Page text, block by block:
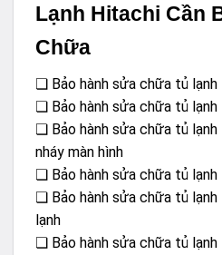
Lạnh Hitachi Cần
Chữa
❏ Bảo hành sửa chữa tủ
❏ Bảo hành sửa chữa tủ
❏ Bảo hành sửa chữa tủ lạnh
nháy màn hình
❏ Bảo hành sửa chữa tủ
❏ Bảo hành sửa chữa tủ lạnh
lạnh
❏ Bảo hành sửa chữa tủ